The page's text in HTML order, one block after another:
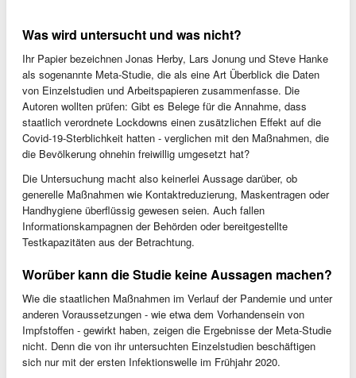
Was wird untersucht und was nicht?
Ihr Papier bezeichnen Jonas Herby, Lars Jonung und Steve Hanke
als sogenannte Meta-Studie, die als eine Art Überblick die Daten
von Einzelstudien und Arbeitspapieren zusammenfasse. Die
Autoren wollten prüfen: Gibt es Belege für die Annahme, dass
staatlich verordnete Lockdowns einen zusätzlichen Effekt auf die
Covid-19-Sterblichkeit hatten - verglichen mit den Maßnahmen, die
die Bevölkerung ohnehin freiwillig umgesetzt hat?
Die Untersuchung macht also keinerlei Aussage darüber, ob
generelle Maßnahmen wie Kontaktreduzierung, Maskentragen oder
Handhygiene überflüssig gewesen seien. Auch fallen
Informationskampagnen der Behörden oder bereitgestellte
Testkapazitäten aus der Betrachtung.
Worüber kann die Studie keine Aussagen machen?
Wie die staatlichen Maßnahmen im Verlauf der Pandemie und unter
anderen Voraussetzungen - wie etwa dem Vorhandensein von
Impfstoffen - gewirkt haben, zeigen die Ergebnisse der Meta-Studie
nicht. Denn die von ihr untersuchten Einzelstudien beschäftigen
sich nur mit der ersten Infektionswelle im Frühjahr 2020.